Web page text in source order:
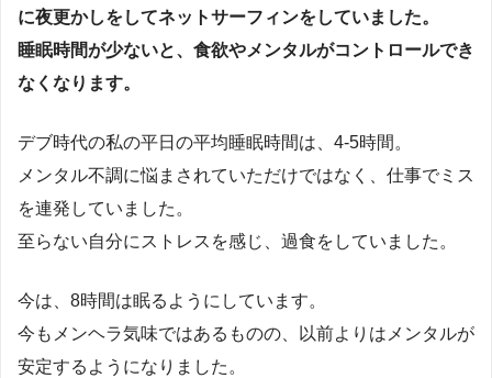
に夜更かしをしてネットサーフィンをしていました。
睡眠時間が少ないと、食欲やメンタルがコントロールでき
なくなります。
デブ時代の私の平日の平均睡眠時間は、4-5時間。
メンタル不調に悩まされていただけではなく、仕事でミス
を連発していました。
至らない自分にストレスを感じ、過食をしていました。
今は、8時間は眠るようにしています。
今もメンヘラ気味ではあるものの、以前よりはメンタルが
安定するようになりました。